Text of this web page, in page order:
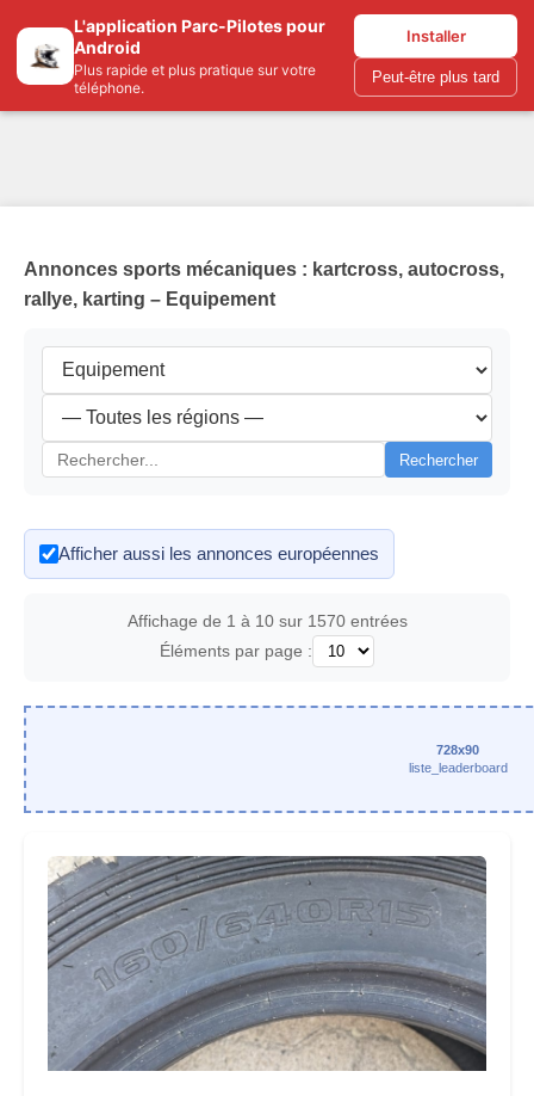
L'application Parc-Pilotes pour
Android
Plus rapide et plus pratique sur votre
téléphone.
Installer
Peut-être plus tard
Parc-pilotes.com
Annonces sports mécaniques : kartcross, autocross,
rallye, karting – Equipement
Rechercher
Afficher aussi les annonces européennes
Affichage de 1 à 10 sur 1570 entrées
Éléments par page :
728x90
liste_leaderboard